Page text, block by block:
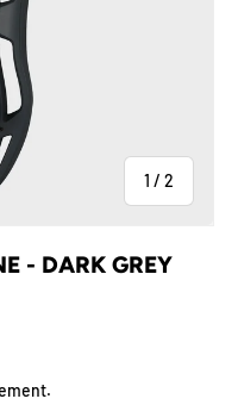
1 / de
2
- DARK GREY